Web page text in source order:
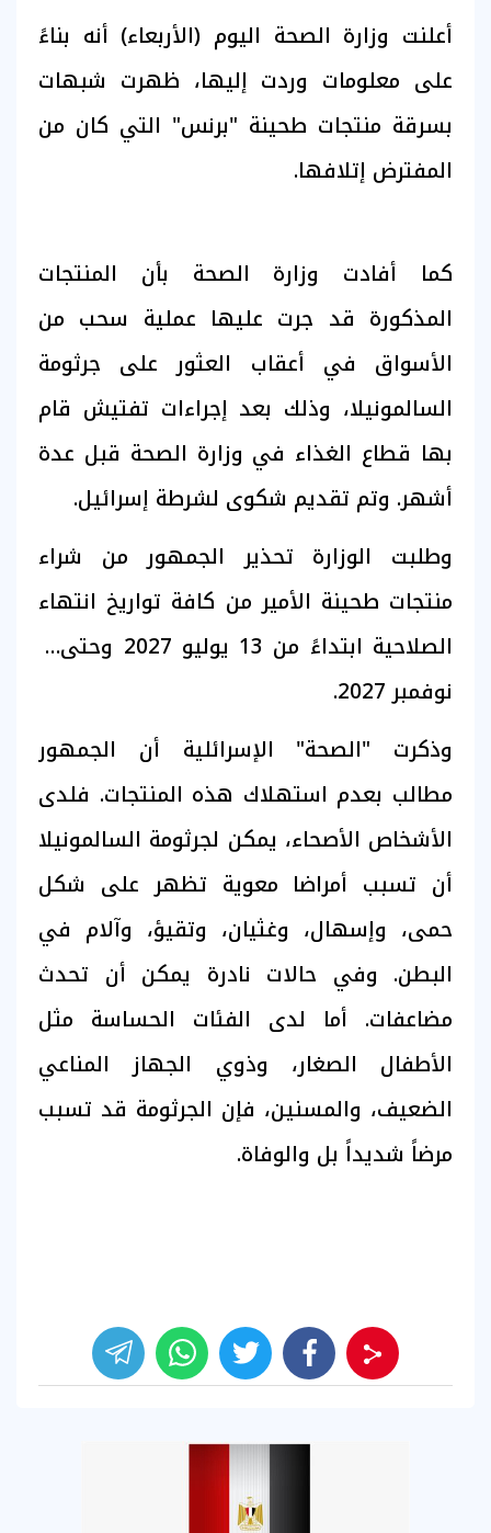
أعلنت وزارة الصحة اليوم (الأربعاء) أنه بناءً
على معلومات وردت إليها، ظهرت شبهات
بسرقة منتجات طحينة "برنس" التي كان من
المفترض إتلافها.
كما أفادت وزارة الصحة بأن المنتجات
المذكورة قد جرت عليها عملية سحب من
الأسواق في أعقاب العثور على جرثومة
السالمونيلا، وذلك بعد إجراءات تفتيش قام
بها قطاع الغذاء في وزارة الصحة قبل عدة
أشهر. وتم تقديم شكوى لشرطة إسرائيل.
وطلبت الوزارة تحذير الجمهور من شراء
منتجات طحينة الأمير من كافة تواريخ انتهاء
الصلاحية ابتداءً من 13 يوليو 2027 وحتى 6
نوفمبر 2027.
وذكرت "الصحة" الإسرائلية أن الجمهور
مطالب بعدم استهلاك هذه المنتجات. فلدى
الأشخاص الأصحاء، يمكن لجرثومة السالمونيلا
أن تسبب أمراضا معوية تظهر على شكل
حمى، وإسهال، وغثيان، وتقيؤ، وآلام في
البطن. وفي حالات نادرة يمكن أن تحدث
مضاعفات. أما لدى الفئات الحساسة مثل
الأطفال الصغار، وذوي الجهاز المناعي
الضعيف، والمسنين، فإن الجرثومة قد تسبب
مرضاً شديداً بل والوفاة.